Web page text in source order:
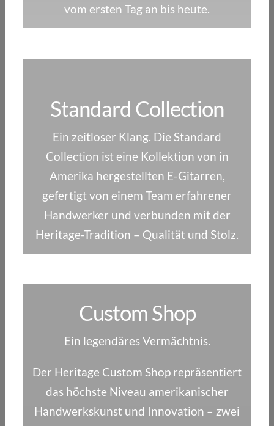
vom ersten Tag an bis heute.
Standard Collection
Ein zeitloser Klang. Die Standard
Collection ist eine Kollektion von in
Amerika hergestellten E-Gitarren,
gefertigt von einem Team erfahrener
Handwerker und verbunden mit der
Heritage-Tradition – Qualität und Stolz.
Custom Shop
Ein legendäres Vermächtnis.
Der Heritage Custom Shop repräsentiert
das höchste Niveau amerikanischer
Handwerkskunst und Innovation – zwei